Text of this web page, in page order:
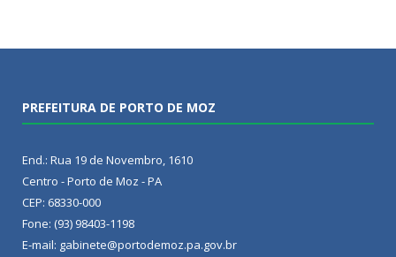
PREFEITURA DE PORTO DE MOZ
End.: Rua 19 de Novembro, 1610
Centro - Porto de Moz - PA
CEP: 68330-000
Fone: (93) 98403-1198
E-mail: gabinete@portodemoz.pa.gov.br